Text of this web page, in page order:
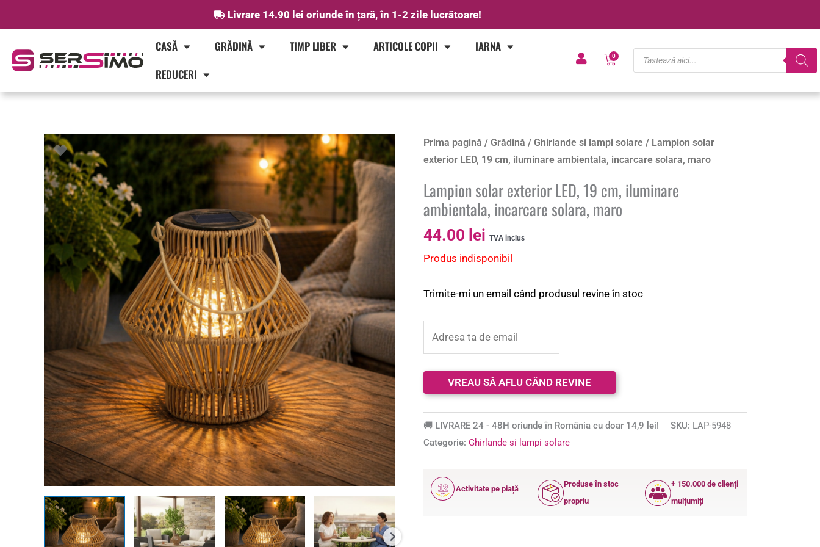
Livrare 14.90 lei oriunde în țară, în 1-2 zile lucrătoare!
CASĂ GRĂDINĂ TIMP LIBER ARTICOLE COPII
IARNA
REDUCERI
0
Cart
Products
search
Prima pagină /Grădină /Ghirlande si lampi solare / Lampion solar
exterior LED, 19 cm, iluminare ambientala, incarcare solara, maro
Lampion solar exterior LED, 19 cm, iluminare
ambientala, incarcare solara, maro
44.00 lei TVA inclus
Produs indisponibil
Trimite-mi un email când produsul revine în stoc
🚚 LIVRARE 24 - 48H oriunde în România cu doar 14,9 lei! SKU: LAP-5948
Categorie:Ghirlande si lampi solare
12
ANI
Activitate pe piață
Produse în stoc
propriu
+ 150.000 de clienți
mulțumiți